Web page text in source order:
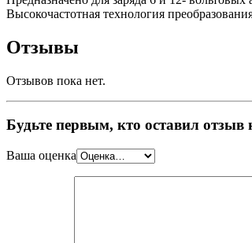
Высокочастотная технология
Отзывы
Отзывов пока нет.
Будьте первым, кто оставил отзыв
Ваша оценка